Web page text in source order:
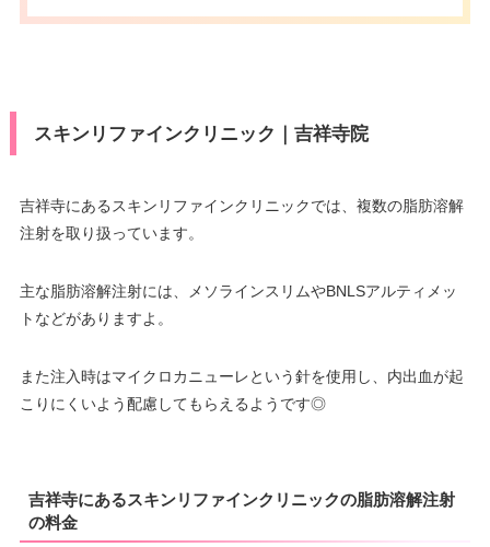
スキンリファインクリニック｜吉祥寺院
吉祥寺にあるスキンリファインクリニックでは、複数の脂肪溶解
注射を取り扱っています。
主な脂肪溶解注射には、メソラインスリムやBNLSアルティメッ
トなどがありますよ。
また注入時はマイクロカニューレという針を使用し、内出血が起
こりにくいよう配慮してもらえるようです◎
吉祥寺にあるスキンリファインクリニックの脂肪溶解注射
の料金